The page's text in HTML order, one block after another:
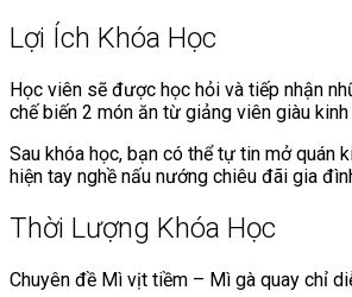
Lợi Ích Khóa Học
Học viên sẽ được học hỏi và tiếp nhận
chế biến 2 món ăn từ giảng viên giàu
Sau khóa học, bạn có thể tự tin mở quán
hiện tay nghề nấu nướng chiêu đãi gia
Thời Lượng Khóa Học
Chuyên đề Mì vịt tiềm – Mì gà quay chỉ